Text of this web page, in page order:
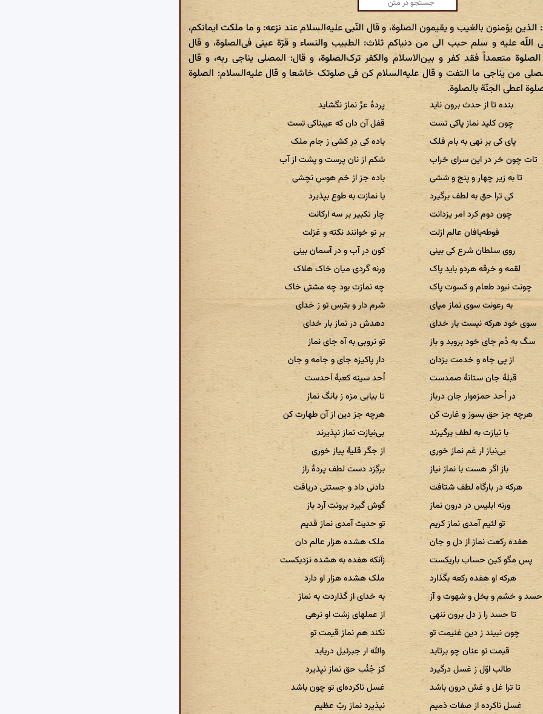
الذین یؤمنون بالغیب و یقیمون الصلوة، و قال النّبی علیه‌السلام عند نزعه: و ما ملکت ایمانکم،
اللّه علیه و سلم حبب الی من دنیاکم ثلاث: الطبیب والنساء و قرّة عینی فی‌الصلوة، و قال
متعمداً فقد کفر و بین‌الاسلام والکفر ترک‌الصلوة، و قال: المصلی یناجی ربه، و قال
من یناجی ما التفت و قال علیه‌السلام کن فی صلوتک خاشعا و قال علیه‌السلام: الصلوة
اعطی الجنّة بالصلوة.
بنده تا از حدث برون ناید
پردهٔ عزّ نماز نگشاید
چون کلید نماز پاکی تست
قفل آن دان که عیبناکی تست
پای کی بر نهی به بام فلک
باده کی در کشی ز جام ملک
تات چون خر در این سرای خراب
شکم از نان پرست و پشت از آب
تا به زیر چهار و پنج و ششی
باده جز از خم هوس نچشی
کی ترا حق به لطف برگیرد
یا نمازت به طوع بپذیرد
چون دوم کرد امر یزدانت
چار تکبیر بر سه ارکانت
فوطه‌بافان عالم ازلت
بر تو خوانند نکته و غزلت
روی سلطان شرع کی بینی
کون در آب و در آسمان بینی
لقمه و خرقه هردو باید پاک
ورنه گردی میان خاک هلاک
چونت نبود طعام و کسوت پاک
چه نمازت بود چه مشتی خاک
به رعونت سوی نماز مپای
شرم‌ دار و بترس تو ز خدای
سوی خود هرکه نیست بار خدای
دهدش در نماز بار خدای
سگ به دُم جای خود بروبد و باز
تو نروبی به آه جای نماز
از پی جاه و خدمت یزدان
دار پاکیزه جای و جامه و جان
قبلهٔ جان ستانهٔ صمدست
اُحد سینه کعبهٔ اَحدست
در اُحد حمزه‌وار جان درباز
تا بیابی مزه ز بانگ نماز
هرچه جز حق بسوز و غارت کن
هرچه جز دین از آن طهارت کن
با نیازت به لطف برگیرند
بی‌نیازت نماز نپذیرند
بی‌نیاز ار غم نماز خوری
از جگر قلیهٔ پیاز خوری
باز اگر هست با نماز نیاز
برگِرَد دست لطف پردهٔ راز
هرکه در بارگاه لطف شتافت
دادنی داد و جستنی دریافت
ورنه ابلیس در درون نماز
گوش گیرد برونت آرد باز
تو لئیم آمدی نماز کریم
تو حدیث آمدی نماز قدیم
هفده رکعت نماز از دل و جان
ملک هشده هزار عالم دان
پس مگو کین حساب باریکست
زآنکه هفده به هشده نزدیکست
هرکه او هفده رکعه بگذارد
ملک هشده هزار او دارد
حسد و خشم و بخل و شهوت و آز
به خدای از گذاردت به نماز
تا حسد را ز دل برون ننهی
از عملهای زشت او نرهی
چون نبیند ز دین غنیمت تو
نکند هم نماز قیمت تو
قیمت تو عنان چو برتابد
والله ار جبرئیل دریابد
طالب اوّل ز غسل درگیرد
کز جُنُب حق نماز نپذیرد
تا ترا غل و غش درون باشد
غسل ناکرده‌ای تو چون باشد
غسل ناکرده از صفات ذمیم
نپذیرد نماز ربّ عظیم